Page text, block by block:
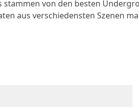
stammen von den besten
aus verschiedensten Szenen